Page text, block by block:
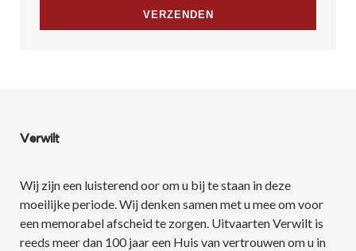
Verwilt
Wij zijn een luisterend oor om u bij te staan in deze
moeilijke periode. Wij denken samen met u mee om voor
een memorabel afscheid te zorgen. Uitvaarten Verwilt is
reeds meer dan 100 jaar een Huis van vertrouwen om u in